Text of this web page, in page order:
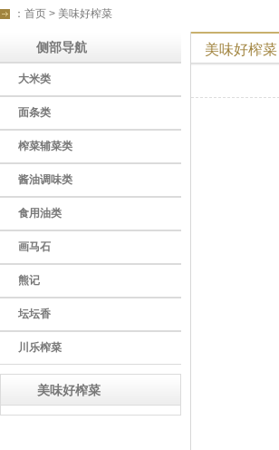
： 首页 > 美味好榨菜
美味好榨菜
侧部导航
大米类
面条类
榨菜辅菜类
酱油调味类
食用油类
画马石
熊记
坛坛香
川乐榨菜
美味好榨菜